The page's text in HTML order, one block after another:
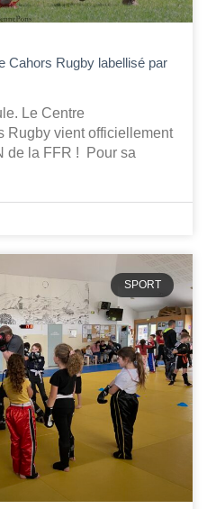
Cahors Rugby labellisé par
Le Centre
Rugby vient officiellement
de la FFR ! Pour sa
SPORT